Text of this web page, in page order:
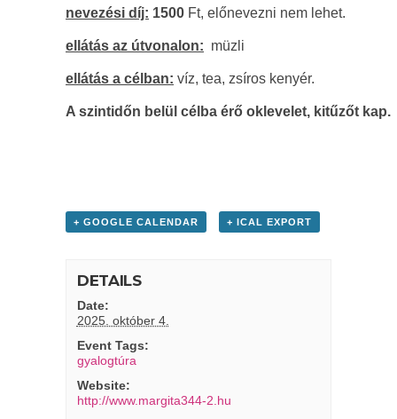
nevezési díj: 1500 Ft, előnevezni nem lehet.
ellátás az útvonalon: müzli
ellátás a célban: víz, tea, zsíros kenyér.
A szintidőn belül célba érő oklevelet, kitűzőt kap.
+ GOOGLE CALENDAR + ICAL EXPORT
DETAILS
Date:
2025. október 4.
Event Tags:
gyalogtúra
Website:
http://www.margita344-2.hu